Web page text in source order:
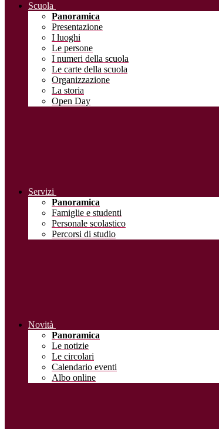
Scuola
Panoramica
Presentazione
I luoghi
Le persone
I numeri della scuola
Le carte della scuola
Organizzazione
La storia
Open Day
Servizi
Panoramica
Famiglie e studenti
Personale scolastico
Percorsi di studio
Novità
Panoramica
Le notizie
Le circolari
Calendario eventi
Albo online